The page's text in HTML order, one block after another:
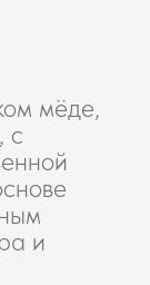
мёде,
с
и